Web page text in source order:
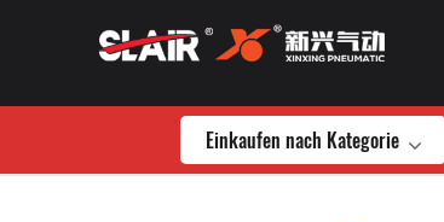
Einkaufen nach Kategorie